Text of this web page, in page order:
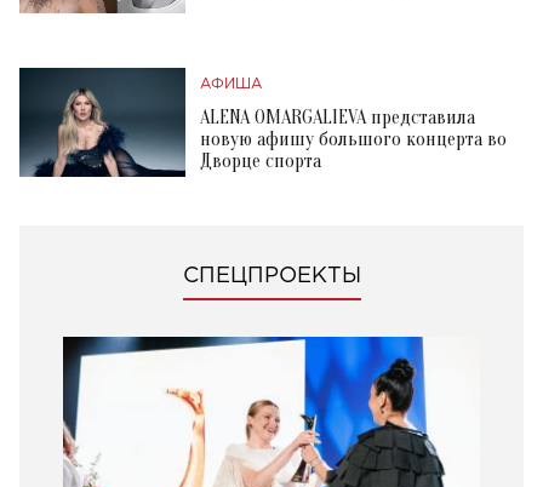
АФИША
ALENA OMARGALIEVA представила
новую афишу большого концерта во
Дворце спорта
СПЕЦПРОЕКТЫ